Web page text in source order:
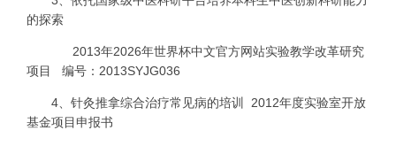
的探索
2013年2026年世界杯中文官方网站实验教学改革研究
项目
编号： 2013SYJG036
4、针灸推拿综合治疗常见病的培训 2012年度实验室开放
基金项目申报书